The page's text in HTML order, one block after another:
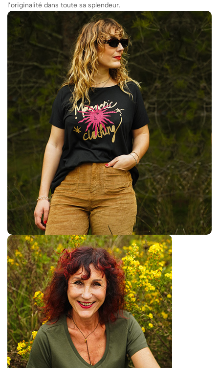
l’originalité dans toute sa splendeur.